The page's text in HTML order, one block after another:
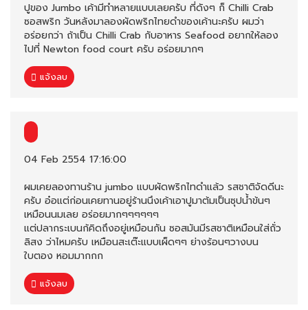
ปูของ Jumbo เค้ามีทำหลายแบบเลยครับ ที่ดังๆ ก็ Chilli Crab
ซอสพริก วันหลังมาลองผัดพริกไทยดำของเค้านะครับ ผมว่า
อร่อยกว่า ถ้าเป็น Chilli Crab กับอาหาร Seafood อยากให้ลอง
ไปที่ Newton food court ครับ อร่อยมากๆ
แจ้งลบ
04 Feb 2554 17:16:00
ผมเคยลองทานร้าน jumbo แบบผัดพริกไทดำแล้ว รสชาติจัดดีนะ
ครับ อ๋อแต่ก่อนเคยทานอยู่ร้านนึงเค้าเอาปูมาต้มเป็นซุปน้ำข้นๆ
เหมือนนมเลย อร่อยมากๆๆๆๆๆๆ
แต่ปลากระเบนก้คิดถึงอยู่เหมือนกัน ซอสมันมีรสชาติเหมือนใส่ถั่ว
ลิสง ว่าไหมครับ เหมือนสะเต๊ะแบบเผ็ดๆๆ ย่างร้อนๆวางบน
ใบตอง หอมมากกก
แจ้งลบ